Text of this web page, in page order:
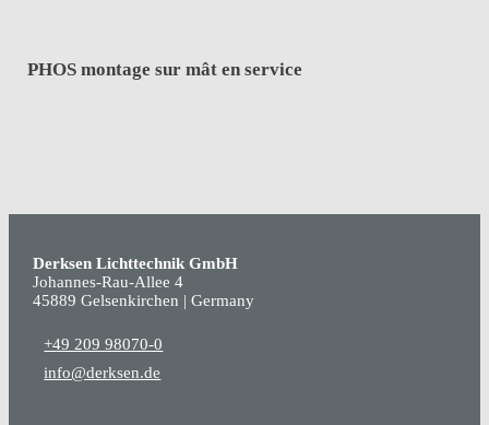
PHOS montage sur mât en service
Derksen Lichttechnik GmbH
Johannes-Rau-Allee 4
45889 Gelsenkirchen | Germany
+49 209 98070-0
info@derksen.de